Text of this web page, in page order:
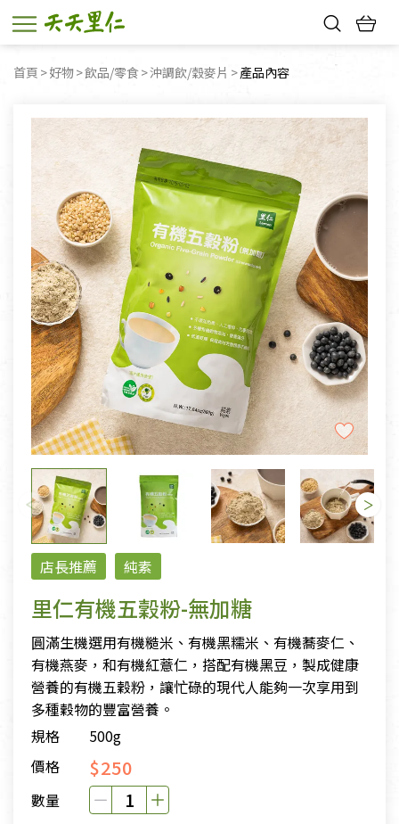
首頁 好物 飲品/零食 沖調飲/穀麥片 目前頁面：
產品內容
店長推薦 純素
里仁有機五穀粉-無加糖
圓滿生機選用有機糙米、有機黑糯米、有機蕎麥仁、
有機燕麥，和有機紅薏仁，搭配有機黑豆，製成健康
營養的有機五穀粉，讓忙碌的現代人能夠一次享用到
多種穀物的豐富營養。
規格
500g
價格
$250
數量